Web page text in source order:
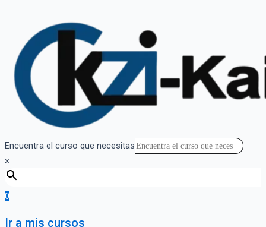
Encuentra el curso que necesitas
×
0
Ir a mis cursos